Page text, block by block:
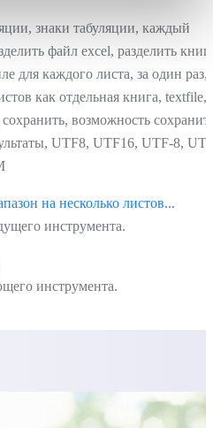
знаки табуляции, каждый
файл excel, разделить
для каждого листа, за один раз,
как отдельная книга, textfile,
возможность
UTF8, UTF16, UTF-8,
на несколько листов...
инструмента.
инструмента.